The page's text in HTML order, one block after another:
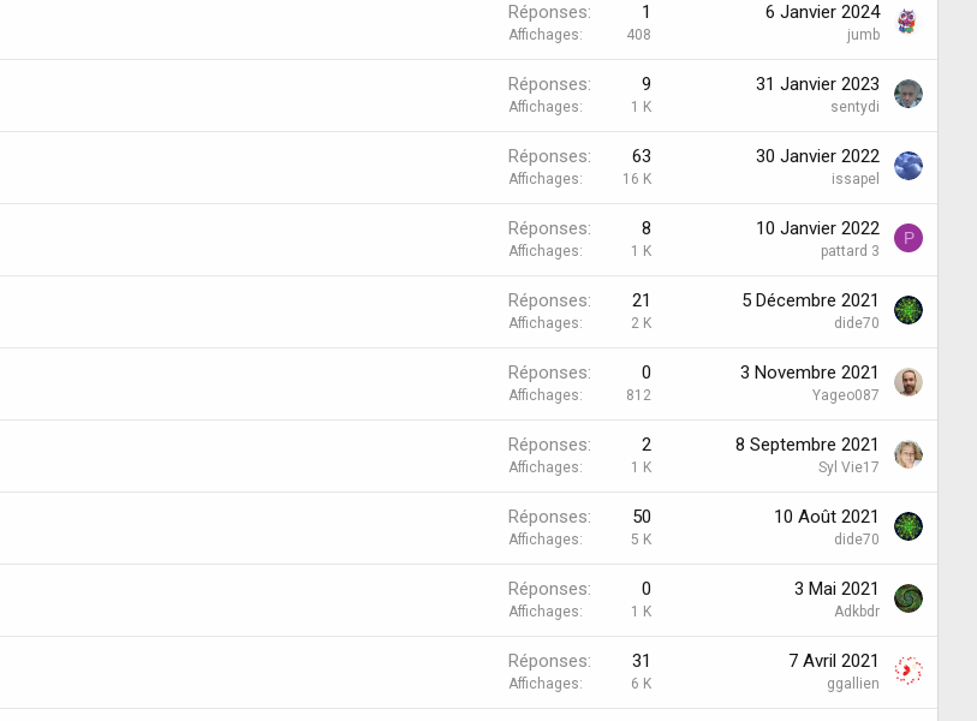
Réponses 1
Affichages 408
6 Janvier 2024
jumb
Réponses 9
Affichages 1 K
31 Janvier 2023
sentydi
Réponses 63
Affichages 16 K
30 Janvier 2022
issapel
Réponses 8
Affichages 1 K
10 Janvier 2022
pattard 3
P
Réponses 21
Affichages 2 K
5 Décembre 2021
dide70
Réponses 0
Affichages 812
3 Novembre 2021
Yageo087
Réponses 2
Affichages 1 K
8 Septembre 2021
Syl Vie17
Réponses 50
Affichages 5 K
10 Août 2021
dide70
Réponses 0
Affichages 1 K
3 Mai 2021
Adkbdr
Réponses 31
Affichages 6 K
7 Avril 2021
ggallien